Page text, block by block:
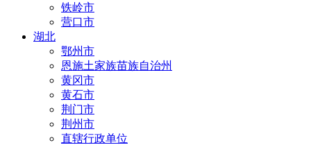
铁岭市
营口市
湖北
鄂州市
恩施土家族苗族自治州
黄冈市
黄石市
荆门市
荆州市
直辖行政单位